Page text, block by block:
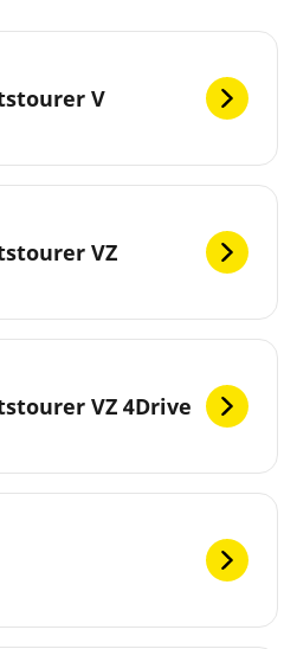
V
VZ
VZ 4Drive